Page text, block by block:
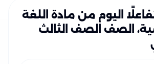
تفاعلًا اليوم من مادة اللغة
الصف الصف الثالث